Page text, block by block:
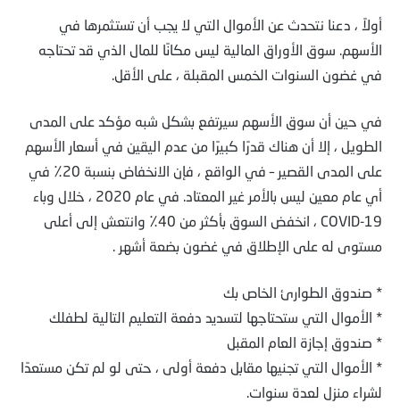
أولاً ، دعنا نتحدث عن الأموال التي لا يجب أن تستثمرها في
الأسهم. سوق الأوراق المالية ليس مكانًا للمال الذي قد تحتاجه
في غضون السنوات الخمس المقبلة ، على الأقل.
في حين أن سوق الأسهم سيرتفع بشكل شبه مؤكد على المدى
الطويل ، إلا أن هناك قدرًا كبيرًا من عدم اليقين في أسعار الأسهم
على المدى القصير – في الواقع ، فإن الانخفاض بنسبة 20٪ في
أي عام معين ليس بالأمر غير المعتاد. في عام 2020 ، خلال وباء
COVID-19 ، انخفض السوق بأكثر من 40٪ وانتعش إلى أعلى
مستوى له على الإطلاق في غضون بضعة أشهر .
* صندوق الطوارئ الخاص بك
* الأموال التي ستحتاجها لتسديد دفعة التعليم التالية لطفلك
* صندوق إجازة العام المقبل
* الأموال التي تجنيها مقابل دفعة أولى ، حتى لو لم تكن مستعدًا
لشراء منزل لعدة سنوات.